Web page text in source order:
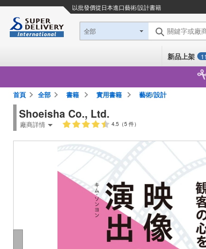
以批發價從日本進口藝術/設計書籍
全部 關鍵字或廠
新品上架
首頁 全部 書籍 實用書籍 藝術/設計
Shoeisha Co., Ltd.
廠商詳情 4.5（5 件）